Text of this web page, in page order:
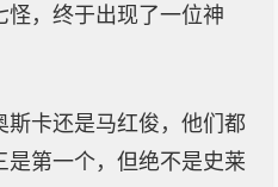
怪，终于出现了一位神
斯卡还是马红俊，他们都
第一个，但绝不是史莱